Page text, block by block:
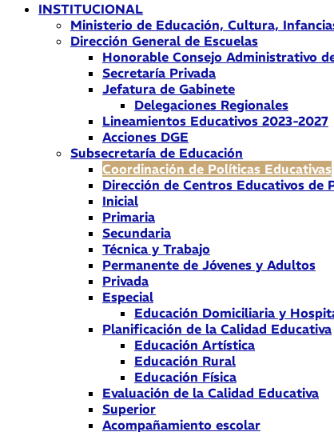
INSTITUCIONAL
Ministerio de Educación, Cultura,
Dirección General de Escuelas
Honorable Consejo Administrativo
Secretaría Privada
Jefatura de Gabinete
Delegaciones Regionales
Lineamientos Educativos 2023-2027
Acciones DGE
Subsecretaría de Educación
Coordinación de Políticas Educativas
Dirección de Centros Educativos de
Inicial
Primaria
Secundaria
Técnica y Trabajo
Permanente de Jóvenes y Adultos
Privada
Especial
Educación Domiciliaria y
Planificación de la Calidad Educativa
Educación Artística
Educación Rural
Educación Física
Evaluación de la Calidad Educativa
Superior
Acompañamiento escolar